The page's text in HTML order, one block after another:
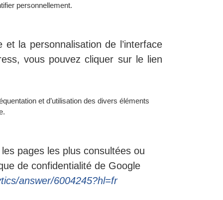
personnellement.
la personnalisation de l’interface
vous pouvez cliquer sur le lien
et d’utilisation des divers éléments
pages les plus consultées ou
de confidentialité de Google
answer/6004245?hl=fr